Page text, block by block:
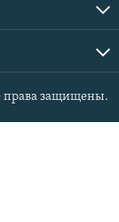
права защищены.